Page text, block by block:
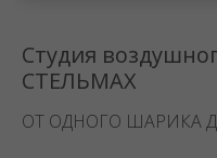
Студия
СТЕЛЬМАХ
ОТ ОДНОГО ШАРИКА